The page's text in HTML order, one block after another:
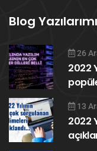
Blog
26
2022
13
2022